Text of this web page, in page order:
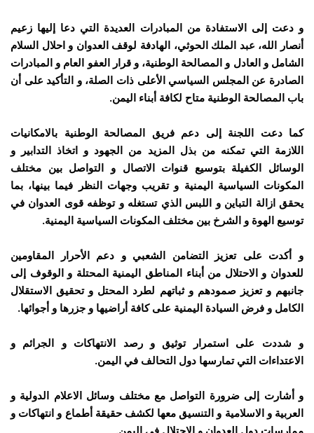
و دعت إلى الاستفادة من المبادرات العديدة التي دعا إليها زعيم
أنصار الله، عبد الملك الحوثي، الهادفة لوقف العدوان و احلال السلام
الشامل و العادل و المصالحة الوطنية، و قرار العفو العام و المبادرات
الصادرة عن المجلس السياسي الأعلى ذات الصلة، و التأكيد على أن
باب المصالحة الوطنية متاح لكافة أبناء اليمن.
كما دعت اللجنة إلى دعم فريق المصالحة الوطنية بالامكانيات
اللازمة التي تمكنه من بذل المزيد من الجهود و اتخاذ التدابير و
الوسائل الكفيلة بتوسيع قنوات الاتصال و التواصل بين مختلف
المكونات السياسية اليمنية و تقريب وجهات النظر فيما بينها، بما
يحقق ازالة التباين و اللبس الذي تستغله و توظفه قوى العدوان في
توسيع الهوة و الشرخ بين مختلف المكونات السياسية اليمنية.
و أكدت على تعزيز التضامن الشعبي و دعم الأحرار المقاومين
للعدوان و الاحتلال من أبناء المناطق اليمنية المحتلة و الوقوف إلى
جانبهم و تعزيز صمودهم و ثباتهم لطرد المحتل و تحقيق الاستقلال
الكامل و فرض السيادة اليمنية على كافة أراضيها و جزرها و أجوائها.
و شددت على استمرار توثيق و رصد الانتهاكات و الجرائم و
الاعتداءات التي تمارسها دول التحالف في اليمن.
و أشارت إلى ضرورة التواصل مع مختلف وسائل الاعلام الدولية و
العربية و الاسلامية و التنسيق معها لكشف حقيقة أطماع و انتهاكات و